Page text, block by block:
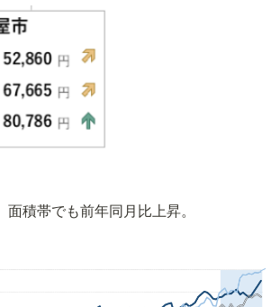
積帯でも前年同月比上昇。